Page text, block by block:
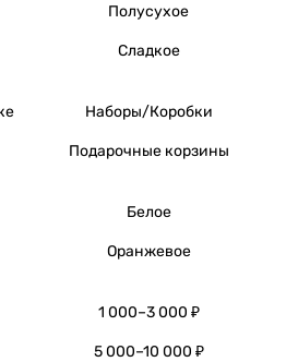
Полусухое
Сладкое
Наборы/Коробки
Подарочные корзины
Белое
Оранжевое
1 000–3 000 ₽
5 000–10 000 ₽